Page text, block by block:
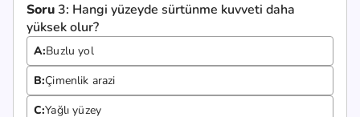
Soru3: Hangi yüzeyde sürtünme kuvveti daha
yüksek olur?
A:Buzlu yol
B:Çimenlik arazi
C:Yağlı yüzey